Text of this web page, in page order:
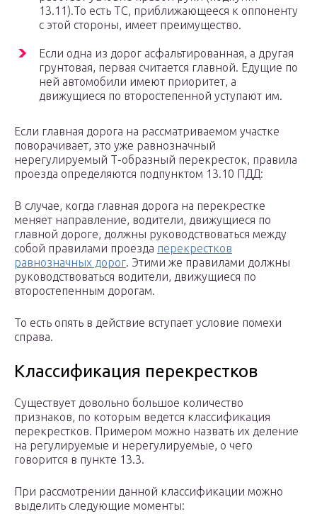
13.11).То есть ТС, приближающееся к оппоненту
с этой стороны, имеет преимущество.
Если одна из дорог асфальтированная, а другая
грунтовая, первая считается главной. Едущие по
ней автомобили имеют приоритет, а
движущиеся по второстепенной уступают им.
Если главная дорога на рассматриваемом участке
поворачивает, это уже равнозначный
нерегулируемый Т-образный перекресток, правила
проезда определяются подпунктом 13.10 ПДД:
В случае, когда главная дорога на перекрестке
меняет направление, водители, движущиеся по
главной дороге, должны руководствоваться между
собой правилами проезда перекрестков
равнозначных дорог. Этими же правилами должны
руководствоваться водители, движущиеся по
второстепенным дорогам.
То есть опять в действие вступает условие помехи
справа.
Классификация перекрестков
Существует довольно большое количество
признаков, по которым ведется классификация
перекрестков. Примером можно назвать их деление
на регулируемые и нерегулируемые, о чего
говорится в пункте 13.3.
При рассмотрении данной классификации можно
выделить следующие моменты: